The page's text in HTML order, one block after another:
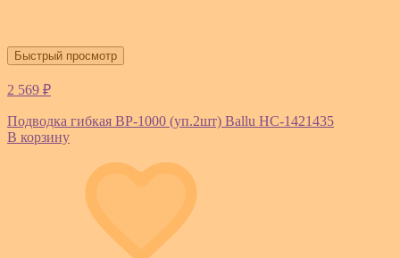
Быстрый просмотр
2 569 ₽
Подводка гибкая BP-1000 (уп.2шт) Ballu НС-1421435
В корзину